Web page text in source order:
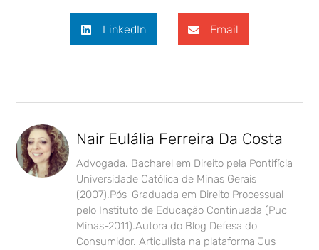
LinkedIn Email
Nair Eulália Ferreira Da Costa
Advogada. Bacharel em Direito pela Pontifícia
Universidade Católica de Minas Gerais
(2007).Pós-Graduada em Direito Processual
pelo Instituto de Educação Continuada (Puc
Minas-2011).Autora do Blog Defesa do
Consumidor. Articulista na plataforma Jus